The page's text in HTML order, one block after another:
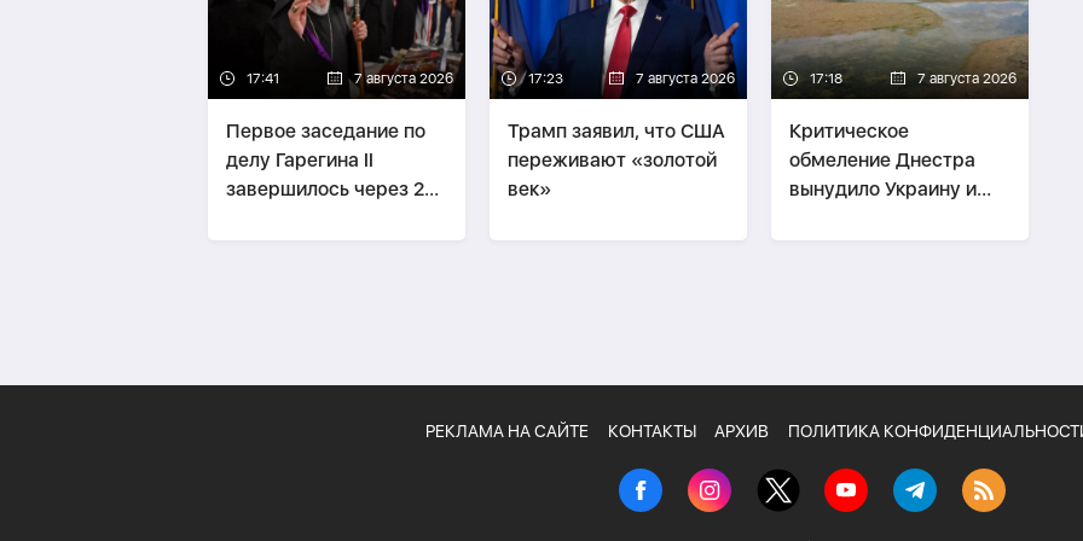
17:41 7 августа 2026
Первое заседание по
делу Гарегина II
завершилось через 20
17:23 7 августа 2026
Трамп заявил, что США
переживают «золотой
век»
17:18 7 августа 2026
Критическое
обмеление Днестра
вынудило Украину и
ограничения
РЕКЛАМА НА САЙТЕ КОНТАКТЫ АРХИВ ПОЛИТИКА